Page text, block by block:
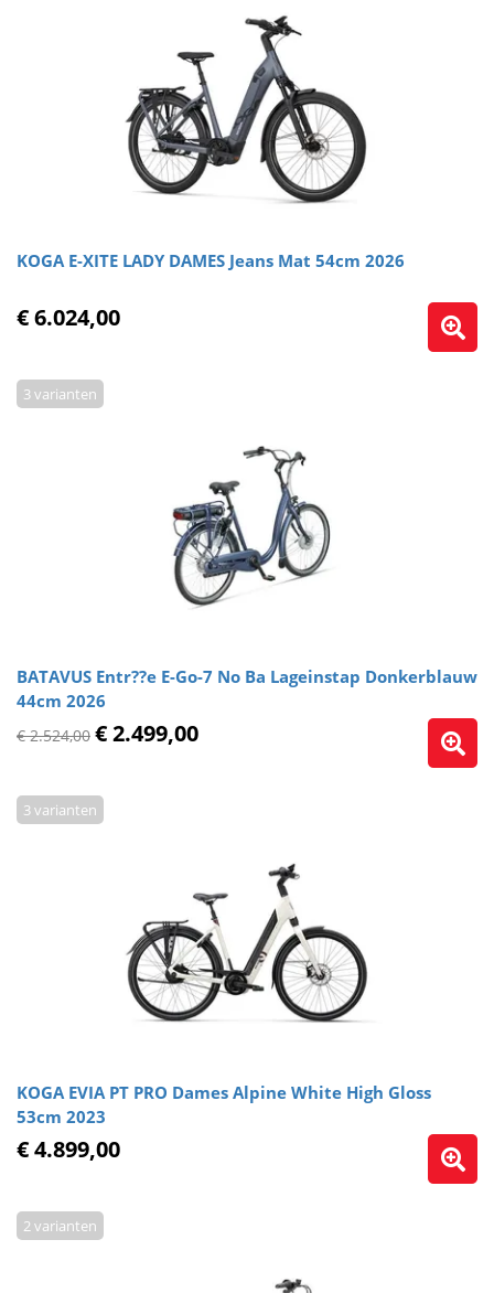
KOGA E-XITE LADY DAMES Jeans Mat 54cm 2026
€ 6.024,00
BATAVUS Entr??e E-Go-7 No Ba Lageinstap Donkerblauw
44cm 2026
3 varianten
€ 2.524,00 € 2.499,00
KOGA EVIA PT PRO Dames Alpine White High Gloss
53cm 2023
3 varianten
€ 4.899,00
2 varianten